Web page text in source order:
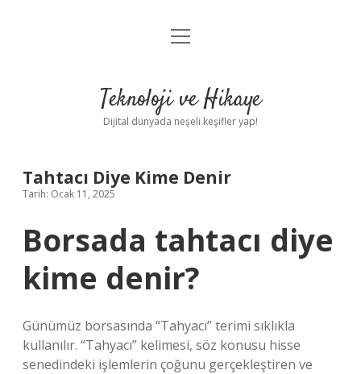
Anasayfa
Yasal Uyarı
menüyü
Teknoloji ve Hikaye
Dijital dünyada neşeli keşifler yap!
Tahtacı Diye Kime Denir
Tarih: Ocak 11, 2025
Borsada tahtacı diye
kime denir?
Günümüz borsasında “Tahyacı” terimi sıklıkla
kullanılır. “Tahyacı” kelimesi, söz konusu hisse
senedindeki işlemlerin çoğunu gerçekleştiren ve